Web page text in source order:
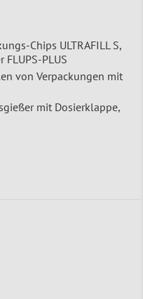
Chips ULTRAFILL S,
FLUPS-PLUS
von Verpackungen mit
mit Dosierklappe,